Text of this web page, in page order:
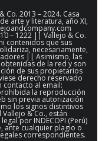
2013 – 2024. Casa
arte y literatura, año XI,
– 1222 || Vallejo & Co.
contenidos que sus
necesariamente,
|| Asimismo, las
de la red y son
de sus propietarios
derecho reservado
contacto al email:
la reproducción
sin previa autorización
los signos distintivos
& Co., están
por INDECOPI (Perú)
ante cualquier plagio o
correspondientes.